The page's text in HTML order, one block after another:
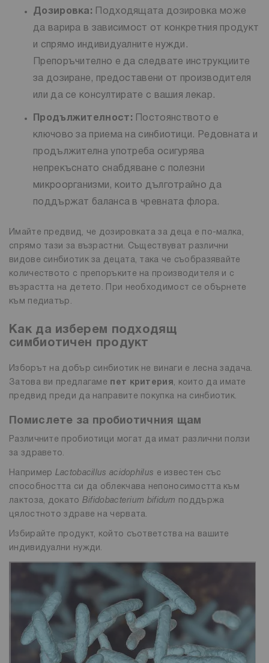
Дозировка: Подходящата дозировка може
да варира в зависимост от конкретния продукт
и спрямо индивидуалните нужди.
Препоръчително е да следвате инструкциите
за дозиране, предоставени от производителя
или да се консултирате с вашия лекар.
Продължителност: Постоянството е
ключово за приема на синбиотици. Редовната и
продължителна употреба осигурява
непрекъснато снабдяване с полезни
микроорганизми, които дълготрайно да
поддържат баланса в чревната флора.
Имайте предвид, че дозировката за деца е по-малка,
спрямо тази за възрастни. Съществуват различни
видове синбиотик за децата, така че съобразявайте
количеството с препоръките на производителя и с
възрастта на детето. При необходимост се обърнете
към педиатър.
Как да изберем подходящ
симбиотичен продукт
Изборът на добър синбиотик не винаги е лесна задача.
Затова ви предлагаме
пет критерия , които да имате
предвид преди да направите покупка на синбиотик.
Помислете за пробиотичния щам
Различните пробиотици могат да имат различни ползи
за здравето.
Например Lactobacillus acidophilus е известен със
способността си да облекчава непоносимостта към
лактоза, докато Bifidobacterium bifidum
поддържа
цялостното здраве на червата.
Избирайте продукт, който съответства на вашите
индивидуални нужди.